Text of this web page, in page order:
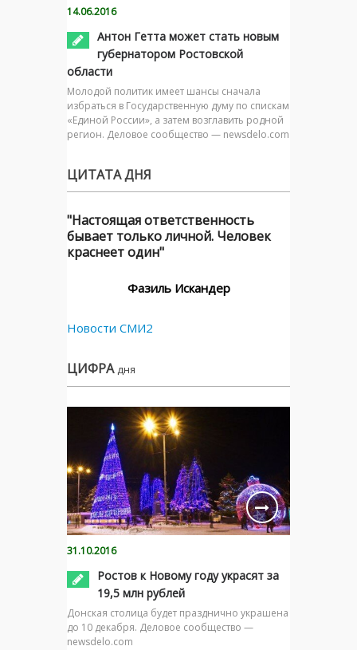
14.06.2016
Антон Гетта может стать новым
губернатором Ростовской
области
Молодой политик имеет шансы сначала
избраться в Государственную думу по спискам
«Единой России», а затем возглавить родной
регион. Деловое сообщество — newsdelo.com
ЦИТАТА ДНЯ
"Настоящая ответственность
бывает только личной. Человек
краснеет один"
Фазиль Искандер
Новости СМИ2
ЦИФРА дня
31.10.2016
Ростов к Новому году украсят за
19,5 млн рублей
Донская столица будет празднично украшена
до 10 декабря. Деловое сообщество —
newsdelo.com